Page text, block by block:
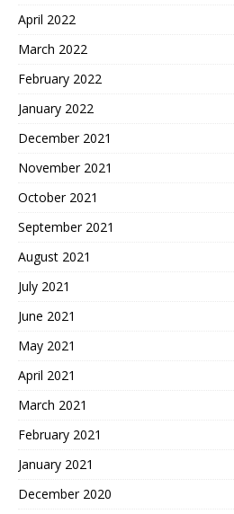
April 2022
March 2022
February 2022
January 2022
December 2021
November 2021
October 2021
September 2021
August 2021
July 2021
June 2021
May 2021
April 2021
March 2021
February 2021
January 2021
December 2020